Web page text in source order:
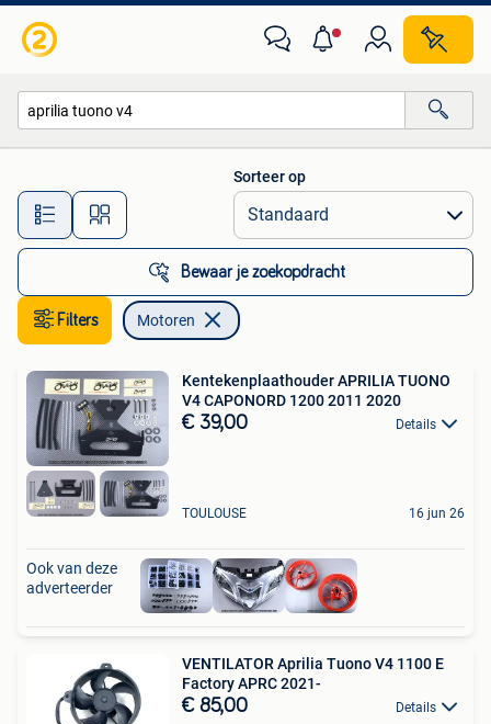
Alle afstanden…
Sorteer op
Bewaar je zoekopdracht
Filters Motoren
Kentekenplaathouder APRILIA TUONO
V4 CAPONORD 1200 2011 2020
€ 39,00 Details
TOULOUSE 16 jun 26
Ook van deze
adverteerder
VENTILATOR Aprilia Tuono V4 1100 E
Factory APRC 2021-
€ 85,00 Details